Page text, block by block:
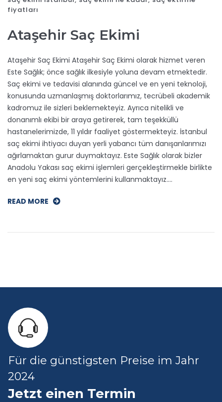
fiyatları
Ataşehir Saç Ekimi
Ataşehir Saç Ekimi Ataşehir Saç Ekimi olarak hizmet veren
Este Sağlık; önce sağlık ilkesiyle yoluna devam etmektedir.
Saç ekimi ve tedavisi alanında güncel ve en yeni teknoloji,
konusunda uzmanlaşmış doktorlarımız, tecrübeli akademik
kadromuz ile sizleri beklemekteyiz. Ayrıca nitelikli ve
donanımlı ekibi bir araya getirerek, tam teşekküllü
hastanelerimizde, 11 yıldır faaliyet göstermekteyiz. İstanbul
saç ekimi ihtiyacı duyan yerli yabancı tüm danışanlarımızı
ağırlamaktan gurur duymaktayız. Este Sağlık olarak bizler
Anadolu Yakası saç ekimi işlemleri gerçekleştirmekle birlikte
en yeni saç ekimi yöntemlerini kullanmaktayız.…
READ MORE
Für die günstigsten Preise im Jahr
2024
Jetzt einen Termin